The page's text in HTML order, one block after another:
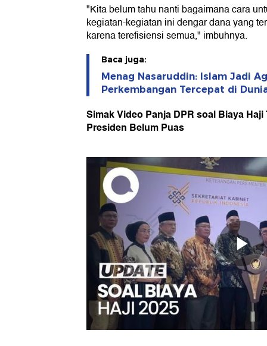
"Kita belum tahu nanti bagaimana cara
kegiatan-kegiatan ini dengar dana yang
karena terefisiensi semua," imbuhnya.
Baca juga:
Menag Nasaruddin: Islam Jadi
Perkembangan Tercepat di
Simak Video Panja DPR soal Biaya
Presiden Belum Puas